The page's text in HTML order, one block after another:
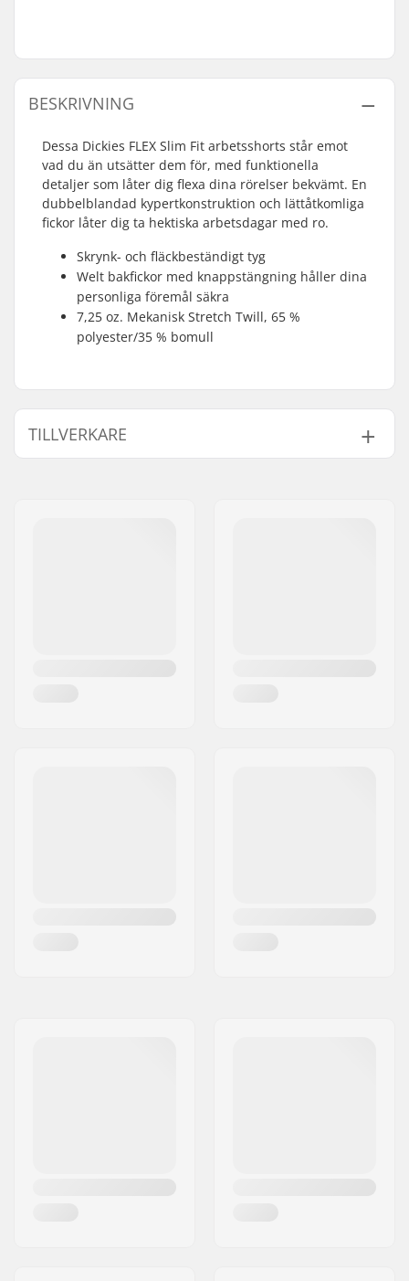
BESKRIVNING
Dessa Dickies FLEX Slim Fit arbetsshorts står emot
vad du än utsätter dem för, med funktionella
detaljer som låter dig flexa dina rörelser bekvämt. En
dubbelblandad kypertkonstruktion och lättåtkomliga
fickor låter dig ta hektiska arbetsdagar med ro.
Skrynk- och fläckbeständigt tyg
Welt bakfickor med knappstängning håller dina
personliga föremål säkra
7,25 oz. Mekanisk Stretch Twill, 65 %
polyester/35 % bomull
TILLVERKARE